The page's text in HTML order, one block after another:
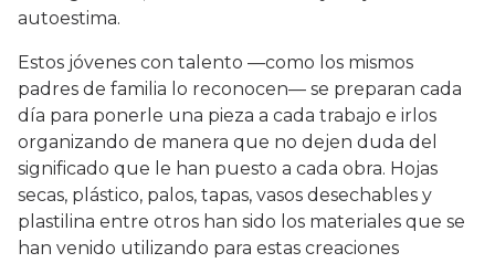
autoestima.
Estos jóvenes con talento —como los mismos
padres de familia lo reconocen— se preparan cada
día para ponerle una pieza a cada trabajo e irlos
organizando de manera que no dejen duda del
significado que le han puesto a cada obra. Hojas
secas, plástico, palos, tapas, vasos desechables y
plastilina entre otros han sido los materiales que se
han venido utilizando para estas creaciones